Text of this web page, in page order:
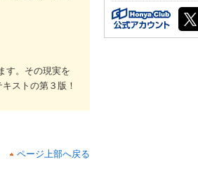
す。その現実を
ストの第３版！
ページ上部へ戻る